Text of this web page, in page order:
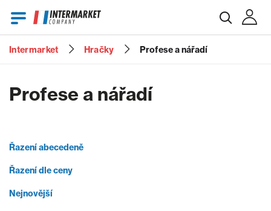
Intermarket Hračky Profese a nářadí
Profese a nářadí
Řazení abecedeně
Řazení dle ceny
Nejnovější